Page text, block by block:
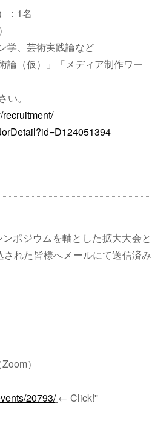
：1名
学、芸術実践論など
論（仮）」「メディア制作ワー
。
ポジウムを軸とした拡大大会と
れた皆様へメールにて送信済み
）
20793/ ← Click!''